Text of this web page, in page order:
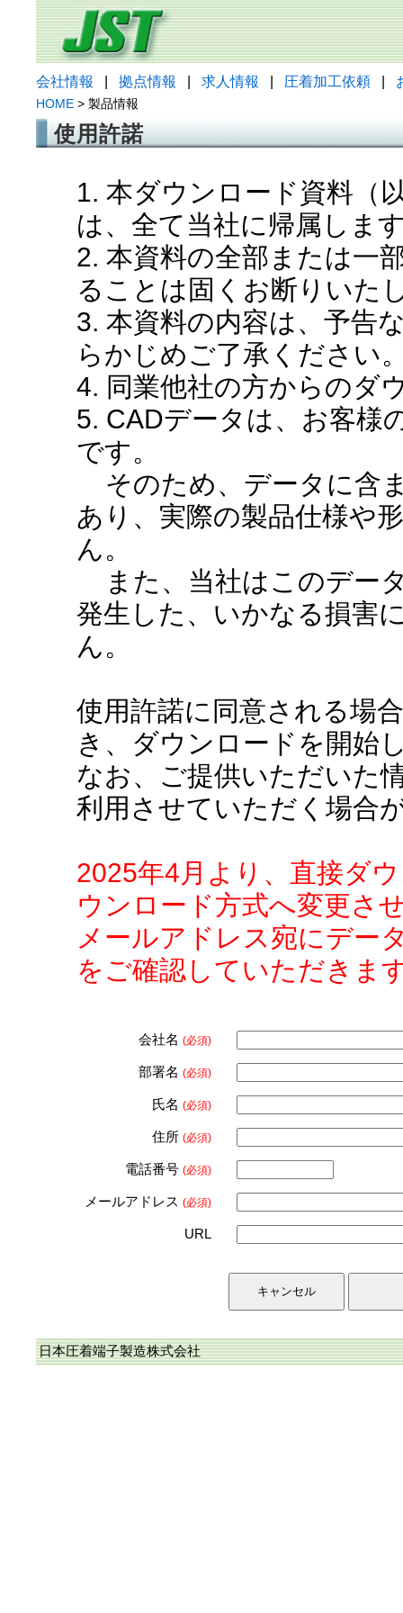
会社情報 拠点情報 求人情報 圧着加工依頼
HOME > 製品情報
使用許諾
1. 本ダウンロード資料（
は、全て当社に帰属しま
2. 本資料の全部または一
ることは固くお断りいた
3. 本資料の内容は、予告
らかじめご了承ください
4. 同業他社の方からのダ
5. CADデータは、お客様
です。
そのため、データに含
あり、実際の製品仕様や
ん。
また、当社はこのデー
発生した、いかなる損害
ん。
使用許諾に同意される場
き、ダウンロードを開始
なお、ご提供いただいた
利用させていただく場合
2025年4月より、直接ダ
ウンロード方式へ変更さ
メールアドレス宛にデー
をご確認していただきま
会社名 (必須)
部署名 (必須)
氏名 (必須)
住所 (必須)
電話番号 (必須)
メールアドレス (必須)
URL
日本圧着端子製造株式会社